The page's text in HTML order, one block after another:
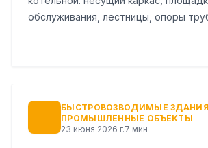
обслуживания, лестницы, опоры
БЫСТРОВОЗВОДИМЫЕ
ПРОМЫШЛЕННЫЕ ОБЪЕКТЫ
23 июня 2026 г.7 мин